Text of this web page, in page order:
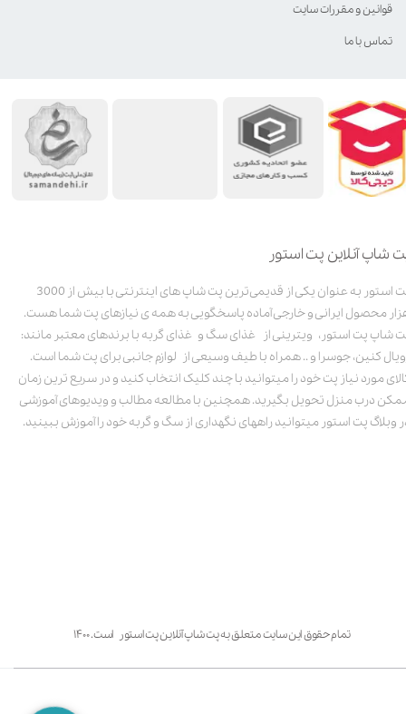
شاپ آنلاین پت استور
پت استور به عنوان یکی از قدیمی‌ترین پت شاپ های اینترنتی با بیش از 3000
محصول ایرانی و خارجی آماده پاسخگویی به همه ی نیازهای پت شما هست.
شاپ پت استور، ویترینی از غذای سگ و غذای گربه با برندهای معتبر مانند:
کنین، جوسرا و .. همراه با طیف وسیعی از لوازم جانبی برای پت شما است.
مورد نیاز پت خود را میتوانید با چند کلیک انتخاب کنید و در سریع ترین زمان
درب منزل تحویل بگیرید. همچنین با مطالعه مطالب و ویدیوهای آموزشی
وبلاگ پت استور میتوانید راههای نگهداری از سگ و گربه خود را آموزش ببینید.
تمام حقوق این سایت متعلق به پت شاپ آنلاین پت استور است. ۱۴۰۰
قوانین و مقررات سایت
تماس با ما